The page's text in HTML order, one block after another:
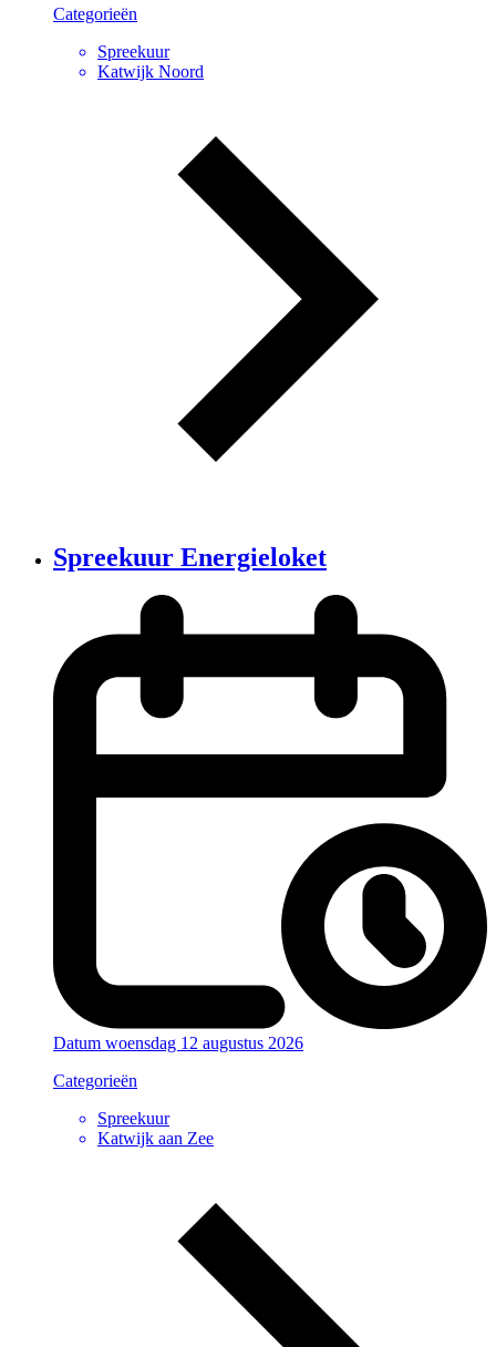
Categorieën
Spreekuur
Katwijk Noord
Spreekuur Energieloket
Datum woensdag 12 augustus 2026
Categorieën
Spreekuur
Katwijk aan Zee